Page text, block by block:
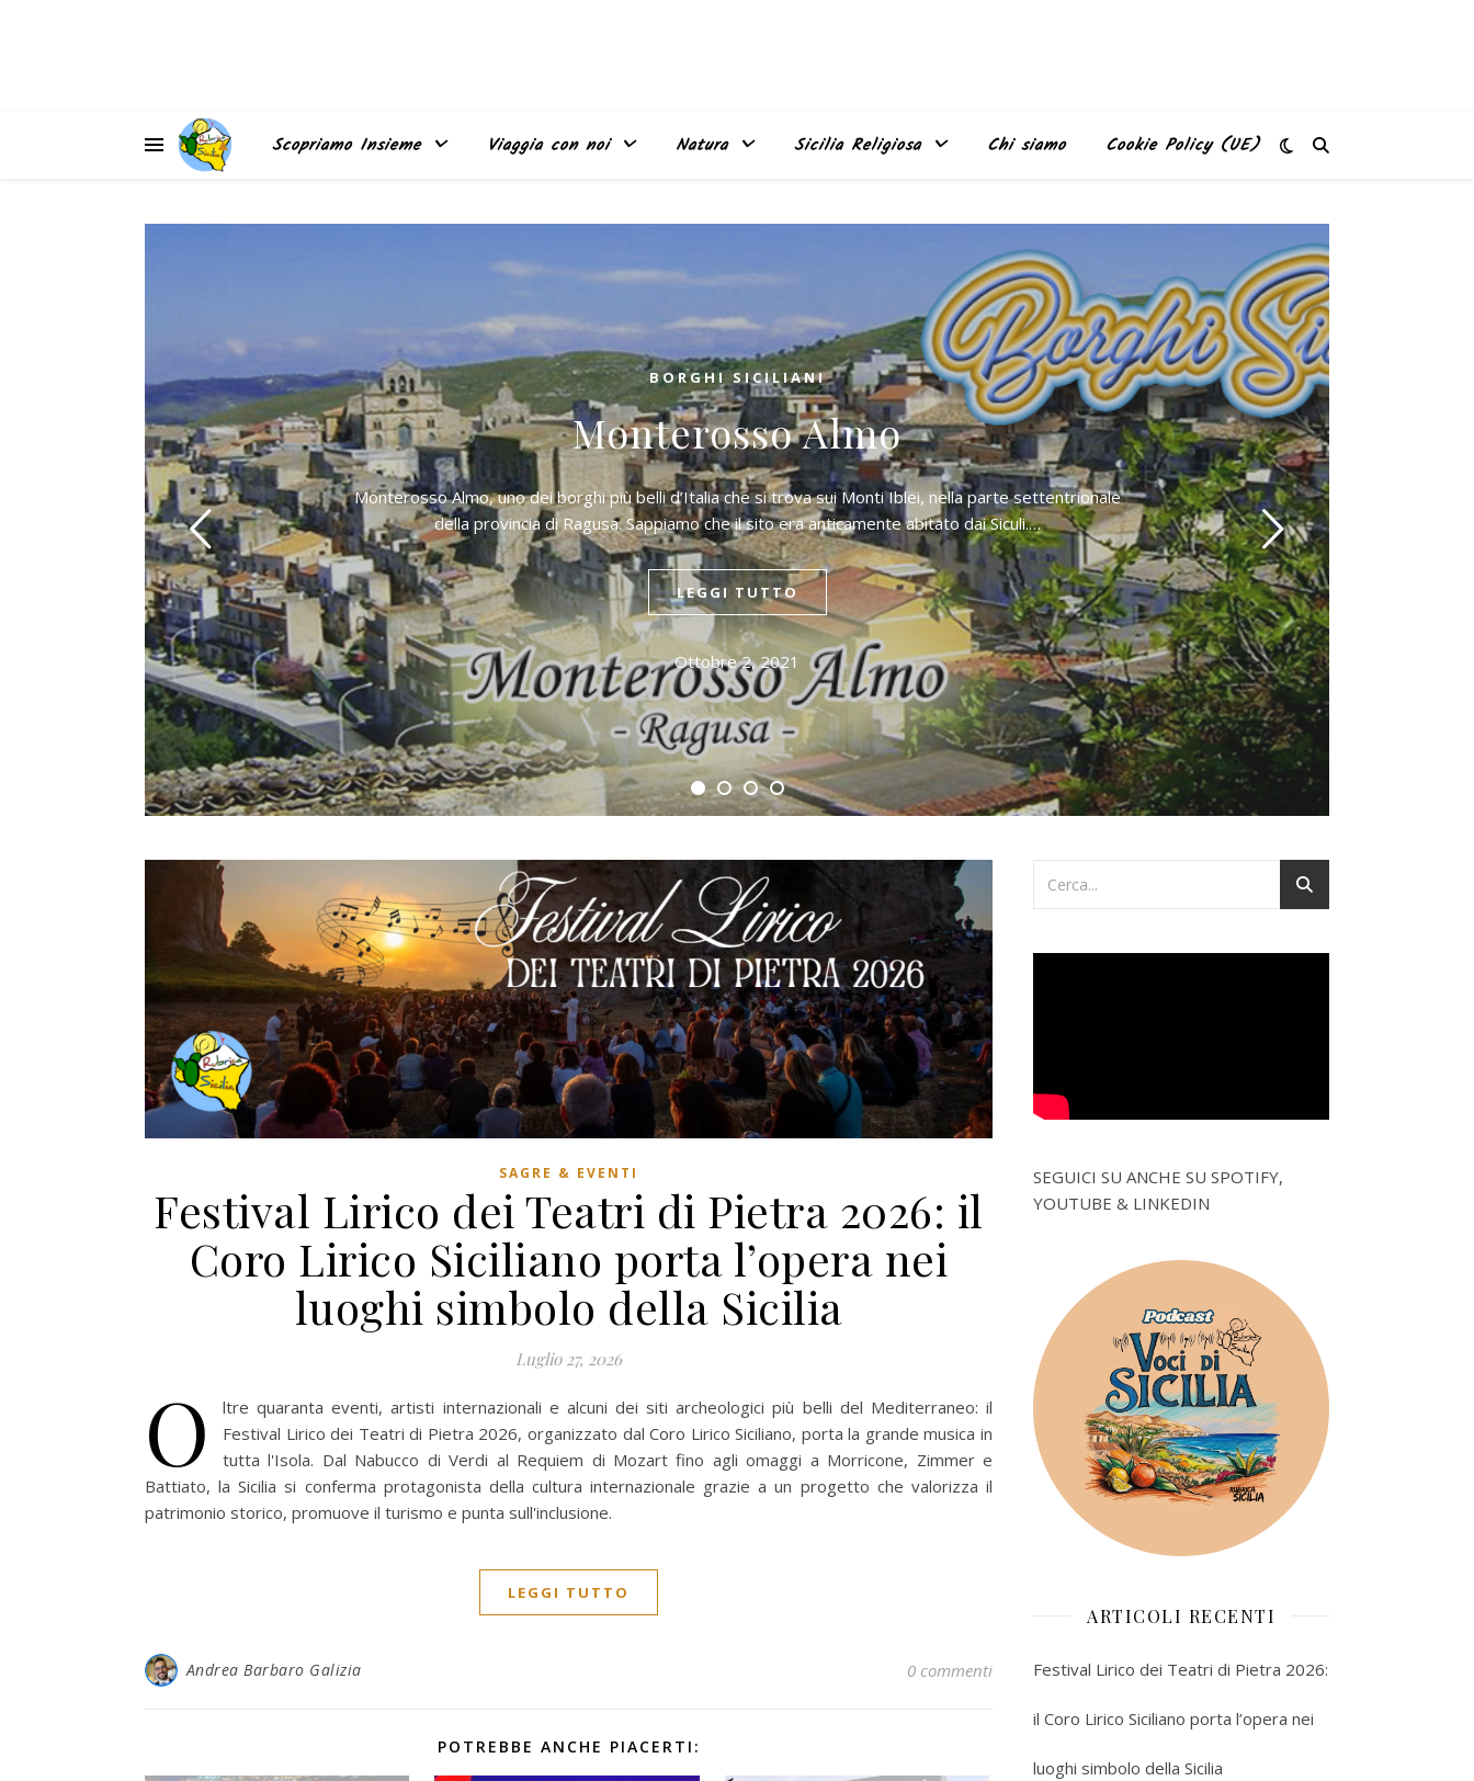
▲ Scopriamo Insieme Viaggia con noi Natura Sicilia Religiosa Chi siamo Cookie Policy (UE)
BORGHI SICILIANI
Monterosso Almo
Monterosso Almo, uno dei borghi più belli d’Italia che si trova sui Monti Iblei, nella parte settentrionale
della provincia di Ragusa. Sappiamo che il sito era anticamente abitato dai Siculi.…
LEGGI TUTTO
Ottobre 2, 2021
SAGRE & EVENTI
Festival Lirico dei Teatri di Pietra 2026: il
Coro Lirico Siciliano porta l’opera nei
luoghi simbolo della Sicilia
Luglio 27, 2026
O
ltre quaranta eventi, artisti internazionali e alcuni dei siti archeologici più belli del Mediterraneo: il
Festival Lirico dei Teatri di Pietra 2026, organizzato dal Coro Lirico Siciliano, porta la grande musica in
tutta l'Isola. Dal Nabucco di Verdi al Requiem di Mozart fino agli omaggi a Morricone, Zimmer e
Battiato, la Sicilia si conferma protagonista della cultura internazionale grazie a un progetto che valorizza il
patrimonio storico, promuove il turismo e punta sull'inclusione.
LEGGI TUTTO
Andrea Barbaro Galizia 0 commenti
POTREBBE ANCHE PIACERTI:
SEGUICI SU ANCHE SU SPOTIFY,
YOUTUBE & LINKEDIN
ARTICOLI RECENTI
Festival Lirico dei Teatri di Pietra 2026:
il Coro Lirico Siciliano porta l’opera nei
luoghi simbolo della Sicilia